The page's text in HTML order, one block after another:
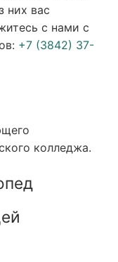
них вас
с нами с
+7 (3842) 37-
колледжа.